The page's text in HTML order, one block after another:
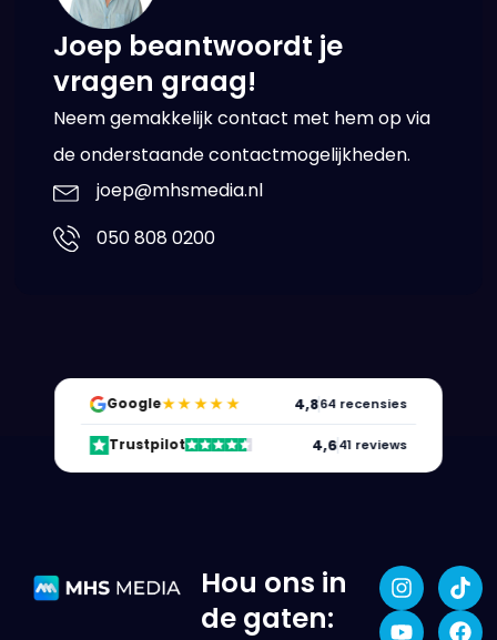
Joep beantwoordt je
vragen graag!
Neem gemakkelijk contact met hem op via
de onderstaande contactmogelijkheden.
joep@mhsmedia.nl
050 808 0200
Google★★★★★ 4,864 recensies
Trustpilot 4,641 reviews
Hou ons in
de gaten: